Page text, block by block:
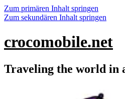
Zum primären Inhalt springen
Zum sekundären Inhalt springen
crocomobile.net
Traveling the world in